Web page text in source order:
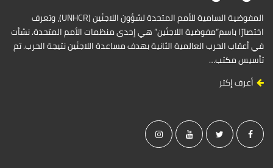
a
r
المفوضية السامية للأمم المتحدة لشؤون اللاجئين (UNHCR)، وتعرف
اختصارًا باسم”مفوضية اللاجئين” هي إحدى منظمات الأمم المتحدة. نشأت
في أعقاب الحرب العالمية الثانية بهدف مساعدة اللاجئين نتيجة الحرب. تم
تأسيس مكتب…
أعرف إكثر